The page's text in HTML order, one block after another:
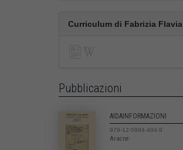
Curriculum di Fabrizia Flavia
Pubblicazioni
AIDAINFORMAZIONI
979-12-5994-484-9
Aracne